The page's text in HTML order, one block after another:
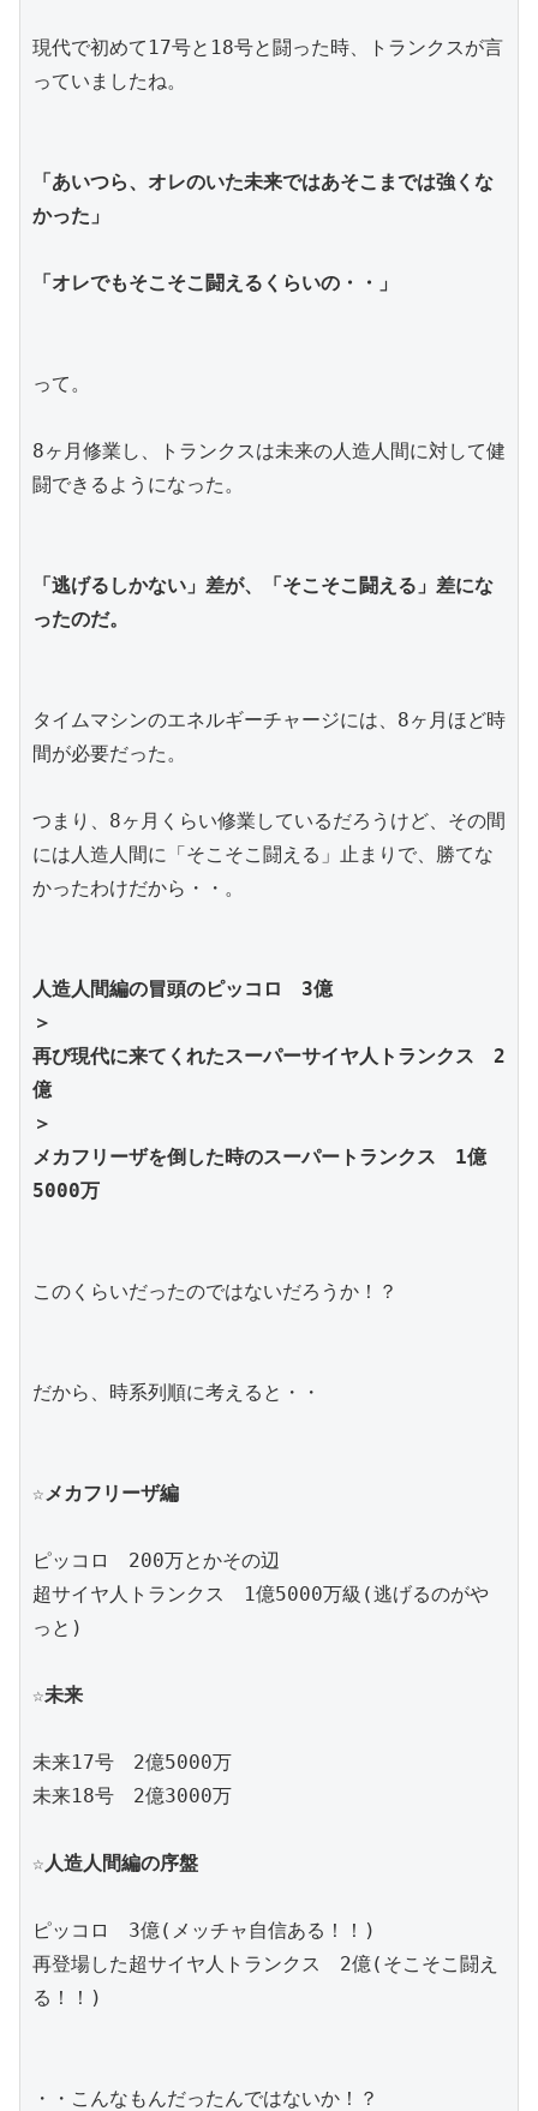
現代で初めて17号と18号と闘った時、トランクスが言
っていましたね。
「あいつら、オレのいた未来ではあそこまでは強くな
かった」
「オレでもそこそこ闘えるくらいの・・」
って。
8ヶ月修業し、トランクスは未来の人造人間に対して健
闘できるようになった。
「逃げるしかない」差が、「そこそこ闘える」差にな
ったのだ。
タイムマシンのエネルギーチャージには、8ヶ月ほど時
間が必要だった。
つまり、8ヶ月くらい修業しているだろうけど、その間
には人造人間に「そこそこ闘える」止まりで、勝てな
かったわけだから・・。
人造人間編の冒頭のピッコロ　3億
＞
再び現代に来てくれたスーパーサイヤ人トランクス　2
億
＞
メカフリーザを倒した時のスーパートランクス　1億
5000万
このくらいだったのではないだろうか！？
だから、時系列順に考えると・・
☆メカフリーザ編
ピッコロ　200万とかその辺
超サイヤ人トランクス　1億5000万級(逃げるのがや
っと)
☆未来
未来17号　2億5000万
未来18号　2億3000万
☆人造人間編の序盤
ピッコロ　3億(メッチャ自信ある！！)
再登場した超サイヤ人トランクス　2億(そこそこ闘え
る！！)
・・こんなもんだったんではないか！？